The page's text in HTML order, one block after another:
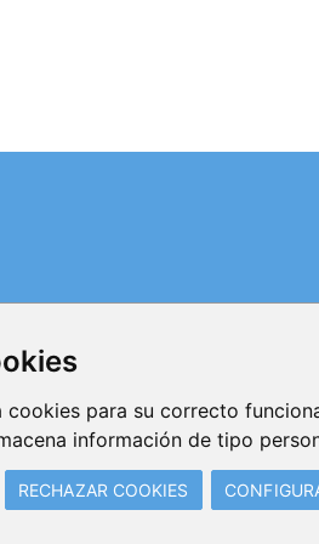
para su correcto
información de tipo
RECHAZAR COOKIES
Móvil: 606.888.721 / 655.477.110
E-mail:
info@quimacova.org